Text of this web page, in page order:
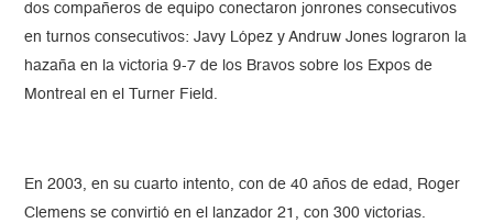
dos compañeros de equipo conectaron jonrones consecutivos
en turnos consecutivos: Javy López y Andruw Jones lograron la
hazaña en la victoria 9-7 de los Bravos sobre los Expos de
Montreal en el Turner Field.
En 2003, en su cuarto intento, con de 40 años de edad, Roger
Clemens se convirtió en el lanzador 21, con 300 victorias.